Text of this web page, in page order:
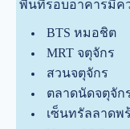
พื้นที่รอบอาคารมีค
BTS หมอชิต
MRT จตุจักร
สวนจตุจักร
ตลาดนัดจตุจัก
เซ็นทรัลลาดพ